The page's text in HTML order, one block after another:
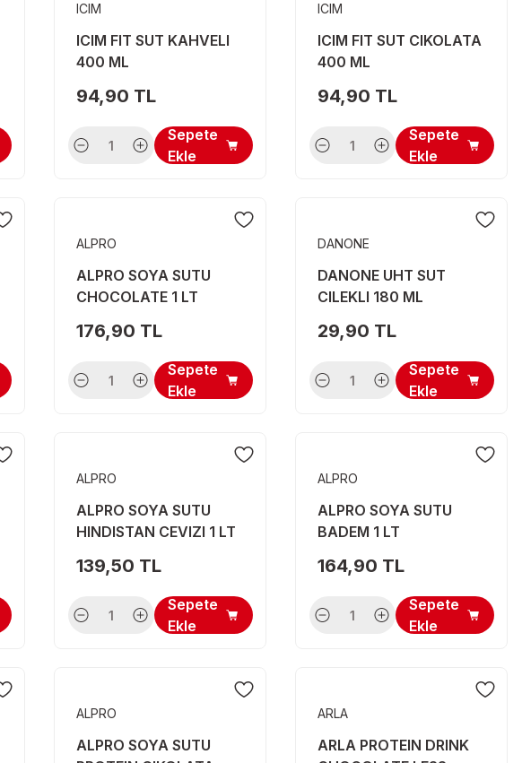
ICIM
ICIM FIT SUT KAHVELI
400 ML
94,90 TL
Sepete
Ekle
ICIM
ICIM FIT SUT CIKOLATA
400 ML
94,90 TL
Sepete
Ekle
ALPRO
ALPRO SOYA SUTU
CHOCOLATE 1 LT
176,90 TL
Sepete
Ekle
DANONE
DANONE UHT SUT
CILEKLI 180 ML
29,90 TL
Sepete
Ekle
ALPRO
ALPRO SOYA SUTU
HINDISTAN CEVIZI 1 LT
139,50 TL
Sepete
Ekle
ALPRO
ALPRO SOYA SUTU
BADEM 1 LT
164,90 TL
Sepete
Ekle
ALPRO
ALPRO SOYA SUTU
ARLA
ARLA PROTEIN DRINK